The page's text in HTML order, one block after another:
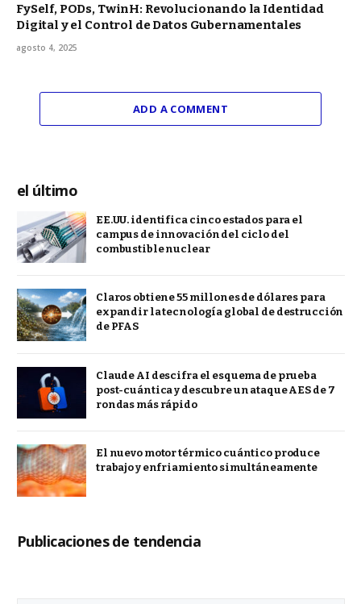
FySelf, PODs, TwinH: Revolucionando la Identidad
Digital y el Control de Datos Gubernamentales
agosto 4, 2025
ADD A COMMENT
el último
EE.UU. identifica cinco estados para el
campus de innovación del ciclo del
combustible nuclear
Claros obtiene 55 millones de dólares para
expandir la tecnología global de destrucción
de PFAS
Claude AI descifra el esquema de prueba
post-cuántica y descubre un ataque AES de 7
rondas más rápido
El nuevo motor térmico cuántico produce
trabajo y enfriamiento simultáneamente
Publicaciones de tendencia